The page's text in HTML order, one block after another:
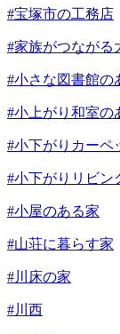
#宝塚市の工務店
#家族がつながる
#小さな図書館の
#小上がり和室の
#小下がりカーペ
#小下がりリビン
#小屋のある家
#山荘に暮らす家
#川床の家
#川西